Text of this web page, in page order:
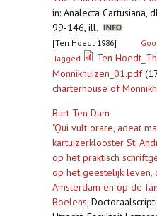
in: Analecta Cartusiana,
99-146, ill.
[Ten Hoedt 1986]
Tagged
Ten
Monnikhuizen_01.pdf
charterhouse of
Bart Ten Dam
"Qui vult orare, adeat
kartuizerklooster St.
op het praktisch
op het geestelijk leven,
Amsterdam en op de
Boelens,